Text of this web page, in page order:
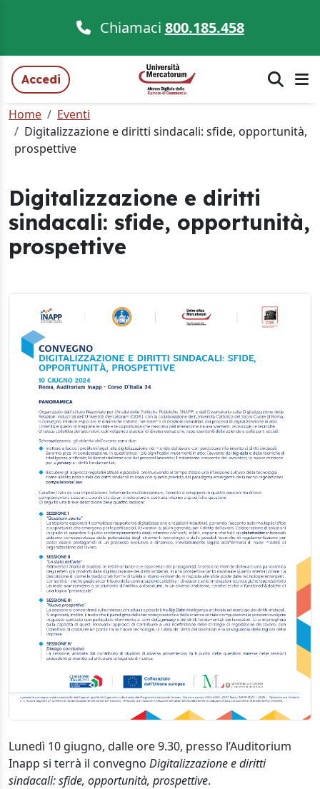
Chiamaci 800.185.458
Accedi
Home
Eventi
Digitalizzazione e diritti sindacali: sfide, opportunità,
prospettive
Digitalizzazione e diritti
sindacali: sfide, opportunità,
prospettive
Lunedì 10 giugno, dalle ore 9.30, presso l’Auditorium
Inapp si terrà il convegno Digitalizzazione e diritti
sindacali: sfide, opportunità, prospettive.